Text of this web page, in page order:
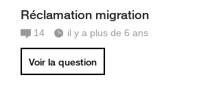
Réclamation migration
14 il y a plus de 6 ans
Voir la question